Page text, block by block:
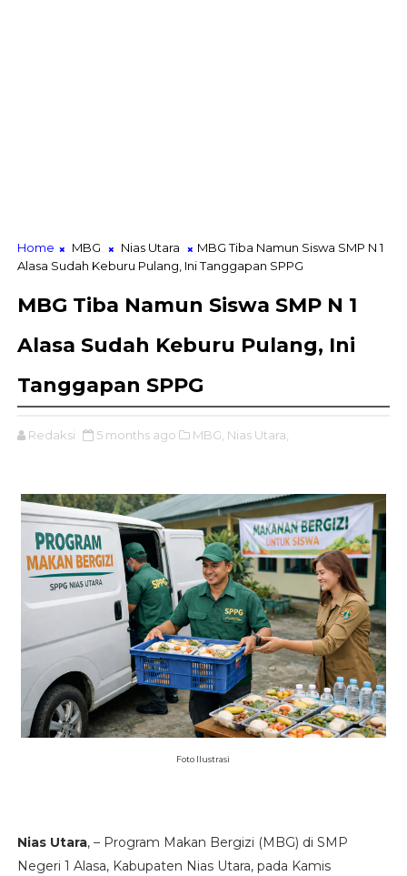
Home MBG Nias Utara
MBG Tiba Namun Siswa SMP N 1
Alasa Sudah Keburu Pulang, Ini Tanggapan SPPG
MBG Tiba Namun Siswa SMP N 1
Alasa Sudah Keburu Pulang, Ini
Tanggapan SPPG
Redaksi 5 months ago MBG, Nias Utara,
Foto Ilustrasi
Nias Utara, – Program Makan Bergizi (MBG) di SMP
Negeri 1 Alasa, Kabupaten Nias Utara, pada Kamis